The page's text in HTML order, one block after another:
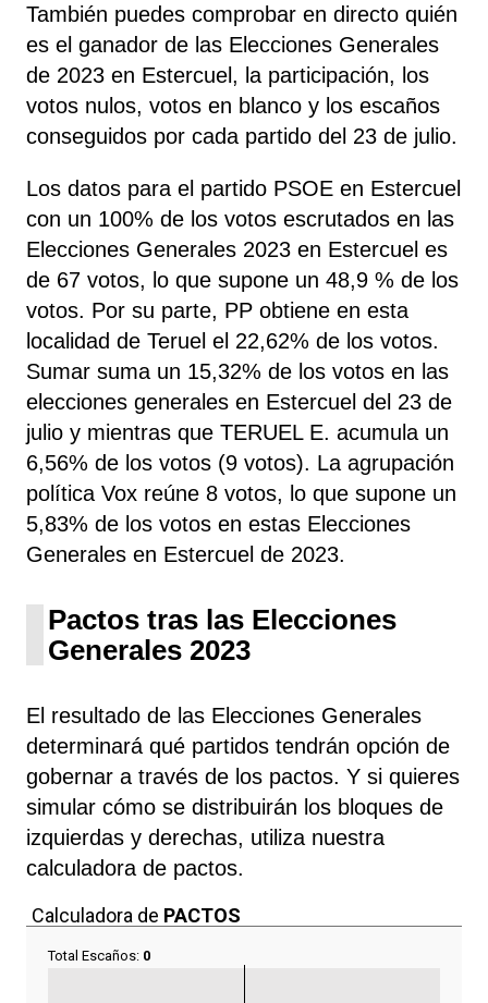
También puedes comprobar en directo quién
es el ganador de las Elecciones Generales
de 2023 en Estercuel, la participación, los
votos nulos, votos en blanco y los escaños
conseguidos por cada partido del 23 de julio.
Los datos para el partido PSOE en Estercuel
con un 100% de los votos escrutados en las
Elecciones Generales 2023 en Estercuel es
de 67 votos, lo que supone un 48,9 % de los
votos. Por su parte, PP obtiene en esta
localidad de Teruel el 22,62% de los votos.
Sumar suma un 15,32% de los votos en las
elecciones generales en Estercuel del 23 de
julio y mientras que TERUEL E. acumula un
6,56% de los votos (9 votos). La agrupación
política Vox reúne 8 votos, lo que supone un
5,83% de los votos en estas Elecciones
Generales en Estercuel de 2023.
Pactos tras las Elecciones
Generales 2023
El resultado de las Elecciones Generales
determinará qué partidos tendrán opción de
gobernar a través de los pactos. Y si quieres
simular cómo se distribuirán los bloques de
izquierdas y derechas, utiliza nuestra
calculadora de pactos.
Calculadora de PACTOS
Total Escaños: 0